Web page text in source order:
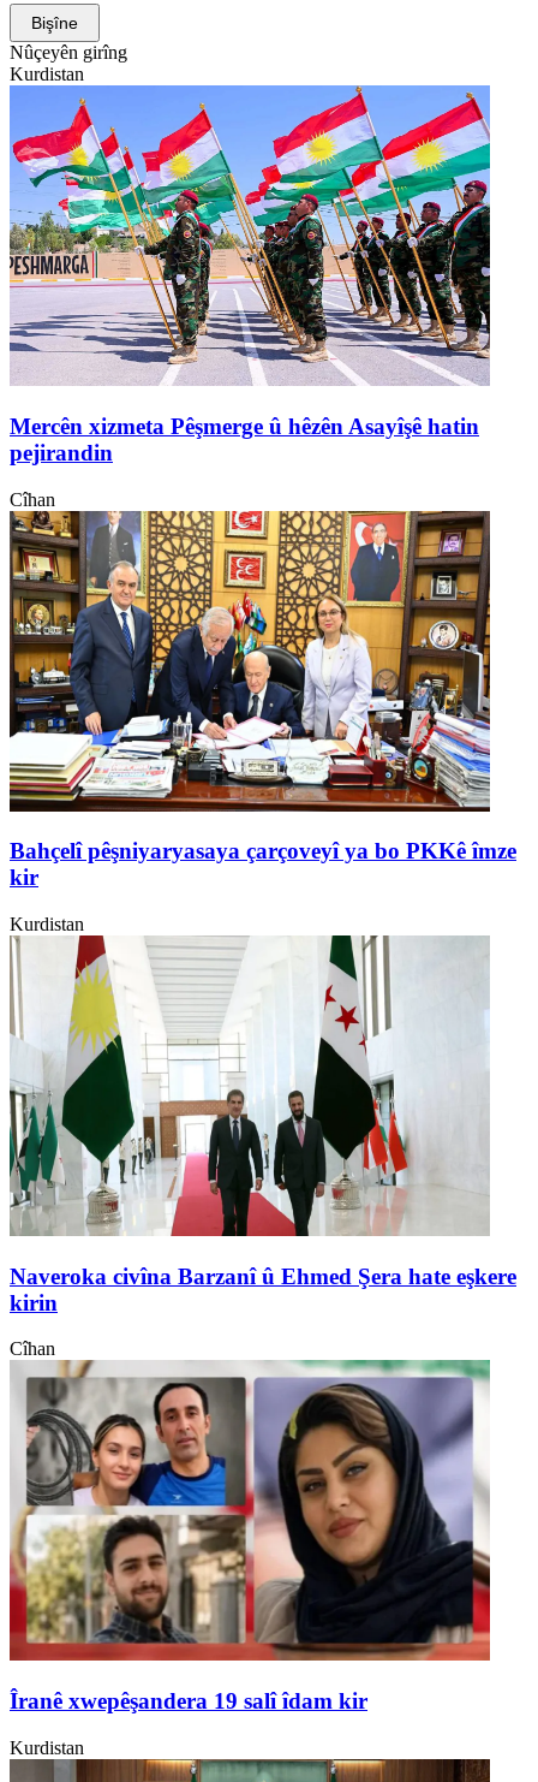
Bişîne
Nûçeyên girîng
Kurdistan
Mercên xizmeta Pêşmerge û hêzên Asayîşê hatin
pejirandin
Cîhan
Bahçelî pêşniyaryasaya çarçoveyî ya bo PKKê îmze
kir
Kurdistan
Naveroka civîna Barzanî û Ehmed Şera hate eşkere
kirin
Cîhan
Îranê xwepêşandera 19 salî îdam kir
Kurdistan